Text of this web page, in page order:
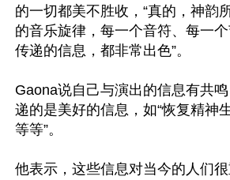
的一切都美不胜收，“真的，神韵
的音乐旋律，每一个音符、每一
传递的信息，都非常出色”。
Gaona说自己与演出的信息有共
递的是美好的信息，如“恢复精神
等等”。
他表示，这些信息对当今的人们